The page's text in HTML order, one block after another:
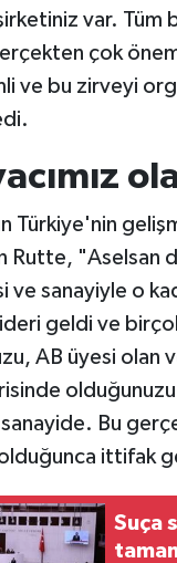
var. Tüm
çok
ve bu zirveyi
Türkiye'nin
Rutte, "Aselsan
ve sanayiyle o
geldi ve
AB üyesi olan
olduğunuzu
Bu
ittifak
Suça